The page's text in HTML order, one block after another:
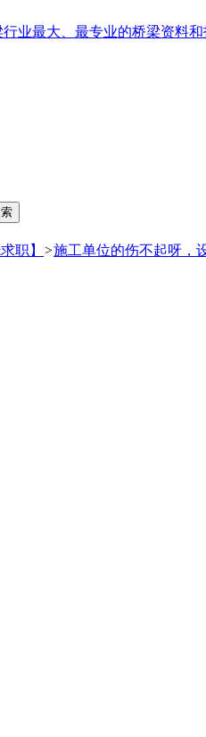
职】 >施工单位的伤不起呀，